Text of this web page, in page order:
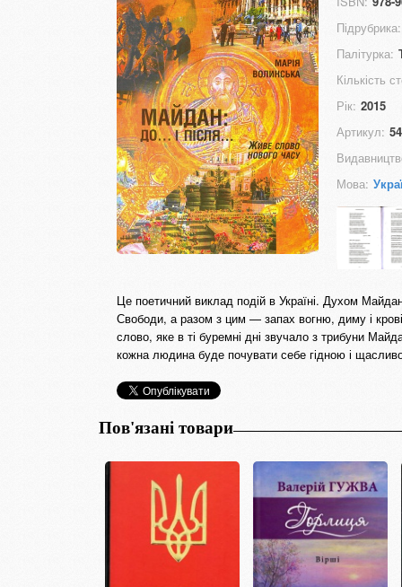
Підрубрика:
Палітурка:
Кількість
Рік: 2015
Артикул:
Мова:
Це поетичний виклад подій в Україні. Духом
Свободи, а разом з цим — запах вогню, диму і
слово, яке в ті буремні дні звучало з трибуни
кожна людина буде почувати себе гідною і
Пов'язані товари